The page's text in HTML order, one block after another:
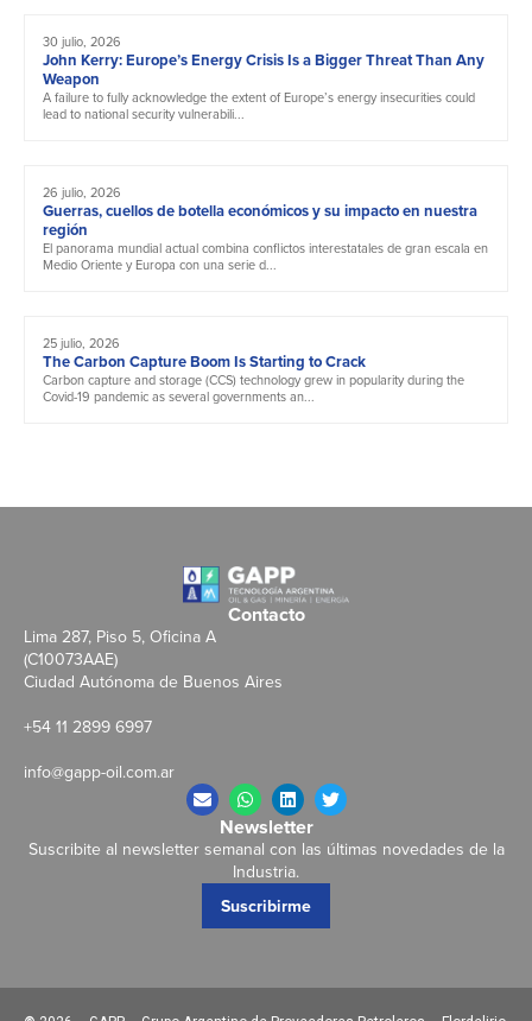
30 julio, 2026
John Kerry: Europe’s Energy Crisis Is a Bigger Threat Than Any
Weapon
A failure to fully acknowledge the extent of Europe’s energy insecurities could
lead to national security vulnerabili...
26 julio, 2026
Guerras, cuellos de botella económicos y su impacto en nuestra
región
El panorama mundial actual combina conflictos interestatales de gran escala en
Medio Oriente y Europa con una serie d...
25 julio, 2026
The Carbon Capture Boom Is Starting to Crack
Carbon capture and storage (CCS) technology grew in popularity during the
Covid-19 pandemic as several governments an...
Contacto
Lima 287, Piso 5, Oficina A
(C10073AAE)
Ciudad Autónoma de Buenos Aires
+54 11 2899 6997
info@gapp-oil.com.ar
Newsletter
Suscribite al newsletter semanal con las últimas novedades de la
Industria.
Suscribirme